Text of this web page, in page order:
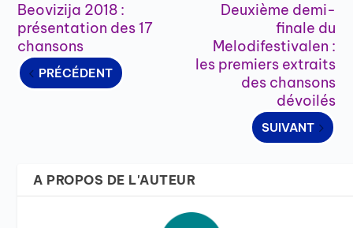
Beovizija 2018 :
présentation des 17
chansons
PRÉCÉDENT
Deuxième demi-
finale du
Melodifestivalen :
les premiers extraits
des chansons
dévoilés
SUIVANT
A PROPOS DE L'AUTEUR